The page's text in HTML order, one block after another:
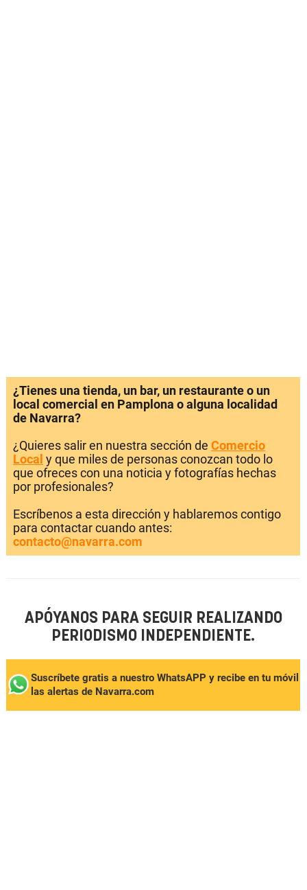
¿Tienes una tienda, un bar, un restaurante o un
local comercial en Pamplona o alguna localidad
de Navarra?
¿Quieres salir en nuestra sección de Comercio
Local y que miles de personas conozcan todo lo
que ofreces con una noticia y fotografías hechas
por profesionales?
Escríbenos a esta dirección y hablaremos contigo
para contactar cuando antes:
contacto@navarra.com
APÓYANOS PARA SEGUIR REALIZANDO
PERIODISMO INDEPENDIENTE.
Suscríbete gratis a nuestro WhatsAPP y recibe en tu móvil
las alertas de Navarra.com